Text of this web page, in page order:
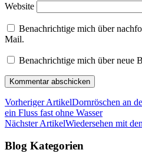
Website
Benachrichtige mich über
Mail.
Benachrichtige mich über neue
Vorheriger ArtikelDornröschen an
ein Fluss fast ohne Wasser
Nächster ArtikelWiedersehen mit
Blog Kategorien